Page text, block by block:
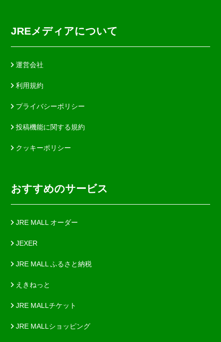
JREメディアについて
運営会社
利用規約
プライバシーポリシー
投稿機能に関する規約
クッキーポリシー
おすすめのサービス
JRE MALL オーダー
JEXER
JRE MALL ふるさと納税
えきねっと
JRE MALLチケット
JRE MALLショッピング